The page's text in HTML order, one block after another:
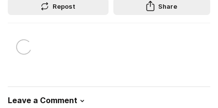
Repost Share
Leave a Comment